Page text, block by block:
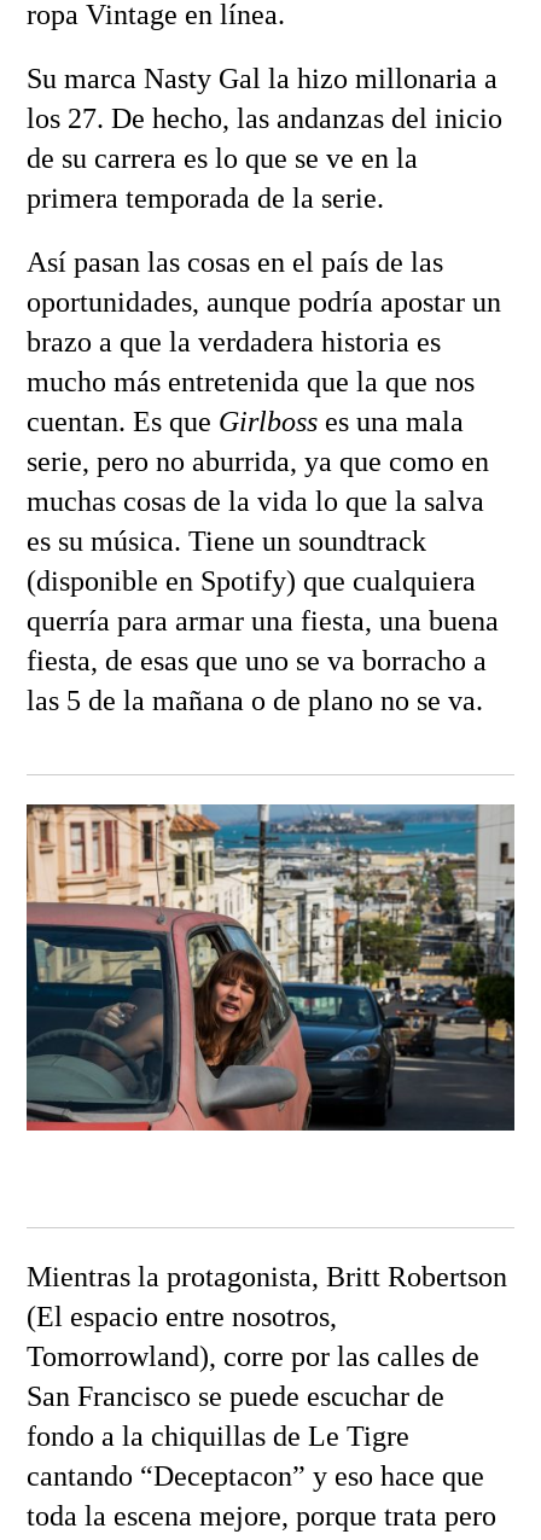
ropa Vintage en línea.
Su marca Nasty Gal la hizo millonaria a
los 27. De hecho, las andanzas del inicio
de su carrera es lo que se ve en la
primera temporada de la serie.
Así pasan las cosas en el país de las
oportunidades, aunque podría apostar un
brazo a que la verdadera historia es
mucho más entretenida que la que nos
cuentan. Es que Girlbosses una mala
serie, pero no aburrida, ya que como en
muchas cosas de la vida lo que la salva
es su música. Tiene un soundtrack
(disponible en Spotify) que cualquiera
querría para armar una fiesta, una buena
fiesta, de esas que uno se va borracho a
las 5 de la mañana o de plano no se va.
Mientras la protagonista, Britt Robertson
(El espacio entre nosotros,
Tomorrowland), corre por las calles de
San Francisco se puede escuchar de
fondo a la chiquillas de Le Tigre
cantando “Deceptacon” y eso hace que
toda la escena mejore, porque trata pero